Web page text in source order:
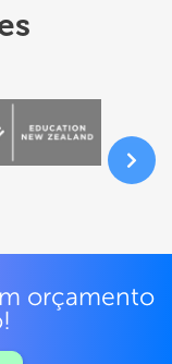
orçamento